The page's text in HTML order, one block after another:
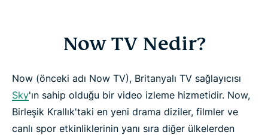
Now TV Nedir?
Now (önceki adı Now TV), Britanyalı TV sağlayıcısı
Sky'ın sahip olduğu bir video izleme hizmetidir. Now,
Birleşik Krallık'taki en yeni drama diziler, filmler ve
canlı spor etkinliklerinin yanı sıra diğer ülkelerden